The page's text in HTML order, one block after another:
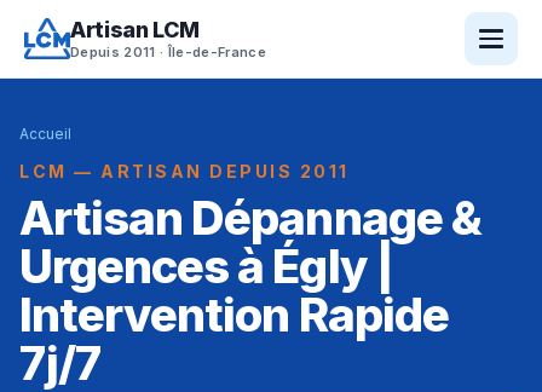
Artisan LCM
Depuis 2011 · Île-de-France
Accueil
LCM — ARTISAN DEPUIS 2011
Artisan Dépannage &
Urgences à Égly |
Intervention Rapide
7j/7